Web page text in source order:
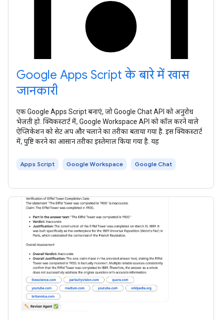
Google Apps Script के बारे में खास
जानकारी
एक Google Apps Script बनाएं, जो Google Chat API को अनुरोध
भेजती हो. क्विकस्टार्ट में, Google Workspace API को कॉल करने वाले
ऐप्लिकेशन को सेट अप और चलाने का तरीका बताया गया है. इस क्विकस्टार्ट
में, पुष्टि करने का आसान तरीका इस्तेमाल किया गया है. यह
Apps Script Google Workspace Google Chat